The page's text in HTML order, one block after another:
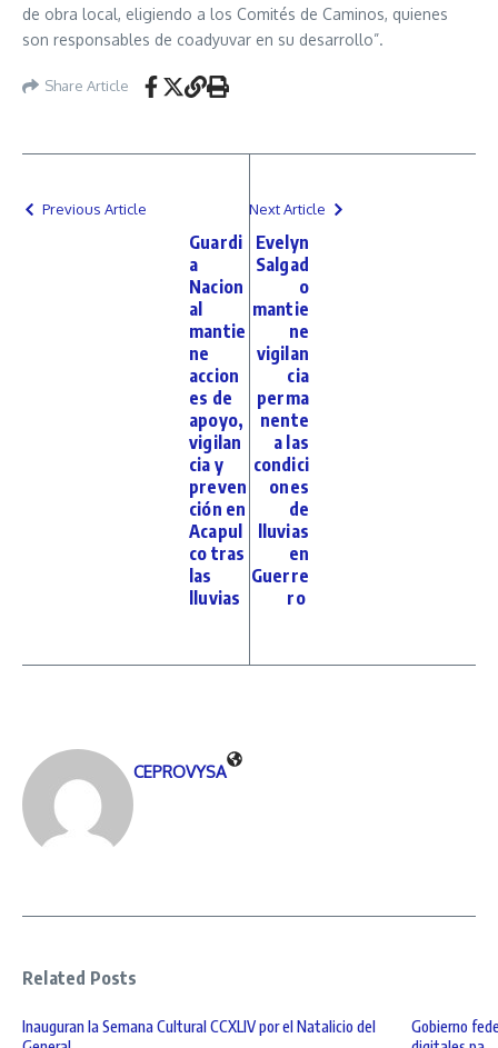
de obra local, eligiendo a los Comités de Caminos, quienes
son responsables de coadyuvar en su desarrollo”.
Share Article
Previous Article
Guardi
a
Nacion
al
mantie
ne
accion
es de
apoyo,
vigilan
cia y
preven
ción en
Acapul
co tras
las
lluvias
Next Article
Evelyn
Salgad
o
mantie
ne
vigilan
cia
perma
nente
a las
condici
ones
de
lluvias
en
Guerre
ro
CEPROVYSA
Related Posts
Inauguran la Semana Cultural CCXLIV por el Natalicio del
Gobierno